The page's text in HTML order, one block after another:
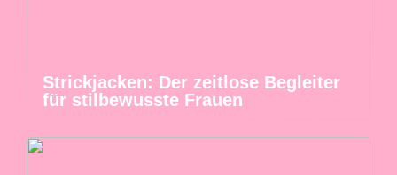
Strickjacken: Der zeitlose Begleiter
für stilbewusste Frauen